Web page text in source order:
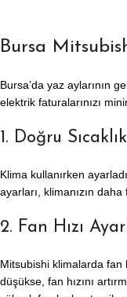
Bursa
Bursa’da yaz aylarının
elektrik faturalarınızı
1. Doğru
Klima kullanırken
ayarları, klimanızın
2. Fan Hızı
Mitsubishi klimalarda fan
düşükse, fan hızını